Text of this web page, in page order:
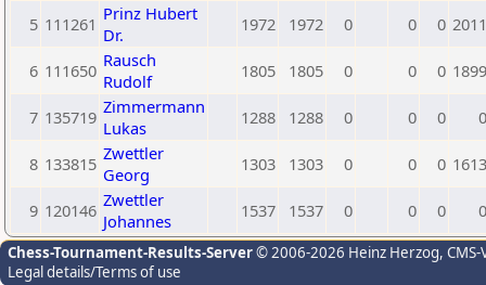
5 111261 Prinz Hubert
Dr.
1972 1972 0 0 0 2011
6 111650 Rausch
Rudolf
1805 1805 0 0 0 1899
7 135719 Zimmermann
Lukas
1288 1288 0 0 0 0
8 133815 Zwettler
Georg
1303 1303 0 0 0 1613
9 120146 Zwettler
Johannes
1537 1537 0 0 0 0
Chess-Tournament-Results-Server© 2006-2026 Heinz Herzog,
Legal details/Terms of use